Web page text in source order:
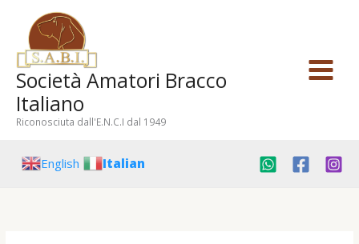
contenuto
Società Amatori Bracco
Italiano
Riconosciuta dall'E.N.C.I dal 1949
English Italian